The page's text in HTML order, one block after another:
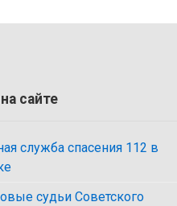
сайте
служба спасения 112 в
судьи Советского